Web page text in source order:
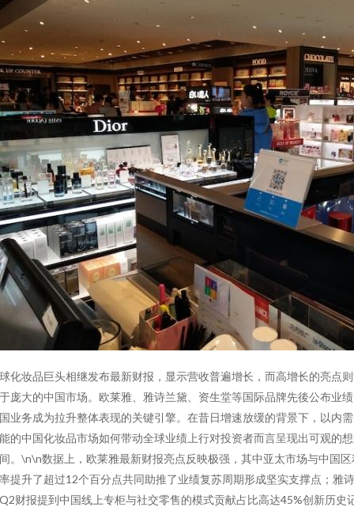
化妆品巨头相继发布最新财报，显示营收普遍增长，而高增长的亮点
庞大的中国市场。欧莱雅、雅诗兰黛、资生堂等国际品牌先後公布业
业务成为拉升整体表现的关键引擎。在昔日增速放缓的背景下，以内
的中国化妆品市场如何带动全球业绩上行对投资者而言呈现出可观的
。\n\n数据上，欧莱雅最新财报亮点反映极强，其中亚太市场与中国区
提升了超过12个百分点共同助推了业绩复苏周期形成坚实支撑点；雅
财报提到中国线上专柜与社交零售的模式贡献占比高达45%创新历史